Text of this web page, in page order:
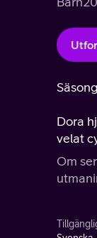
Dora
velat
Om